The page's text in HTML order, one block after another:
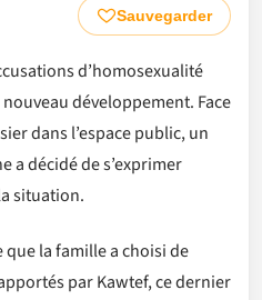
Sauvegarder
d’homosexualité
développement. Face
dans l’espace public, un
a décidé de s’exprimer
situation.
que la famille a choisi de
par Kawtef, ce dernier